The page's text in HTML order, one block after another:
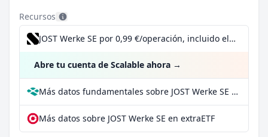
Recursos
JOST Werke SE por 0,99 €/operación, incluido el Dividend Reinvestment Plan
Abre tu cuenta de Scalable ahora →
Más datos fundamentales sobre JOST Werke SE en Parqet
Más datos sobre JOST Werke SE en extraETF